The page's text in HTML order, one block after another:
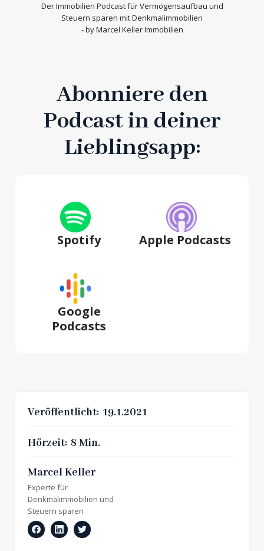
Veröffentlicht: 19.1.2021
Hörzeit: 8 Min.
Marcel Keller
Experte für
Denkmalimmobilien und
Steuern sparen
DerImmobilien Podcastfür Vermögensaufbau und
Steuern sparen mit Denkmalimmobilien
- by Marcel Keller Immobilien
Abonniere den
Podcast in deiner
Lieblingsapp:
Spotify Apple Podcasts
Google
Podcasts